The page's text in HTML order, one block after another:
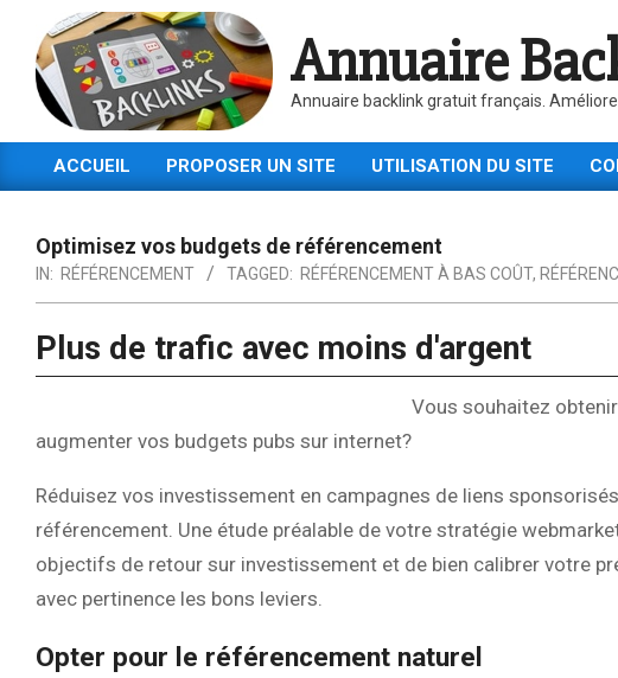
content
Annuaire
Annuaire backlink gratuit français.
Primary
Menu
ACCUEIL PROPOSER UN SITE UTILISATION DU SITE
Optimisez vos budgets de référencement
IN: RÉFÉRENCEMENT TAGGED: RÉFÉRENCEMENT À BAS COÛT,
Plus de trafic avec moins d'argent
Vous souhaitez
augmenter vos budgets pubs sur internet?
Réduisez vos investissement en campagnes de liens
référencement. Une étude préalable de votre stratégie
objectifs de retour sur investissement et de bien calibrer votre
avec pertinence les bons leviers.
Opter pour le référencement naturel